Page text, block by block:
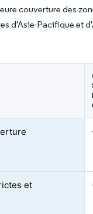
couverture des
d'Asie-Pacifique et
et